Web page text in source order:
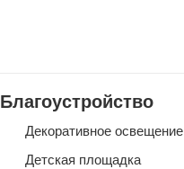
Благоустройство
Декоративное освещение
Детская площадка